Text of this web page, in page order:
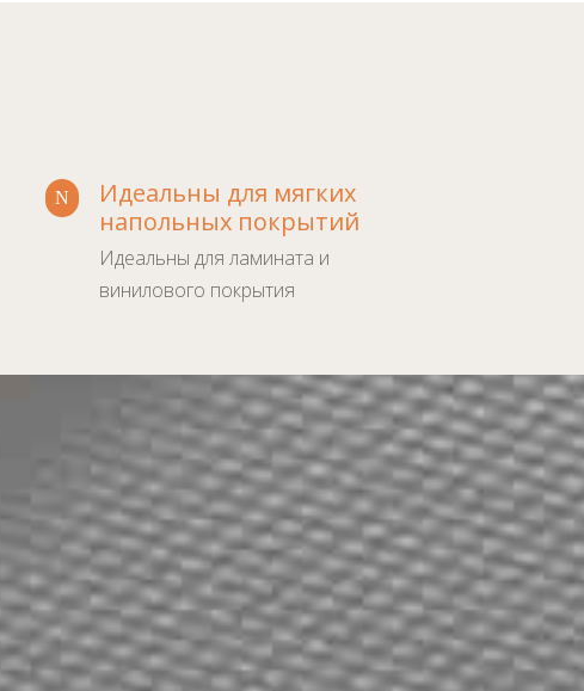
N
Идеальны для мягких
напольных покрытий
Идеальны для ламината и
винилового покрытия